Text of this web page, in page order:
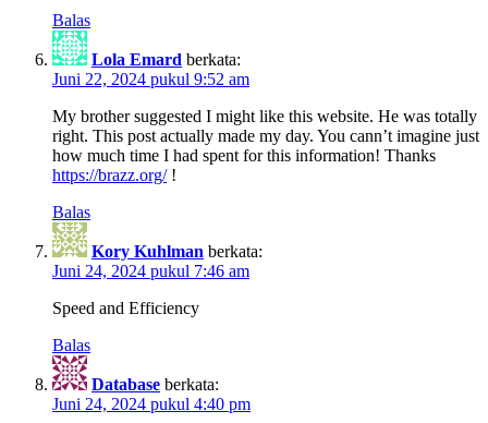
Balas
Lola Emard berkata:
Juni 22, 2024 pukul 9:52 am
My brother suggested I might like this website. He was totally
right. This post actually made my day. You cann’t imagine just
how much time I had spent for this information! Thanks
https://brazz.org/!
Balas
Kory Kuhlman berkata:
Juni 24, 2024 pukul 7:46 am
Speed and Efficiency
Balas
Database berkata:
Juni 24, 2024 pukul 4:40 pm